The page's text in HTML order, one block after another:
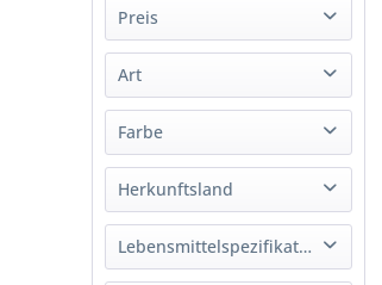
Château Mont-Redon
Cordier
Domaine Gayda
Famille Perrin
Guigal
Les Chais
M.Chapoutier
Ogier
Preis
von7,36 €bis98,73 €
Art
Wein
Farbe
Weiß
Rot
Herkunftsland
Frankreich Lebensmittelspezifikation